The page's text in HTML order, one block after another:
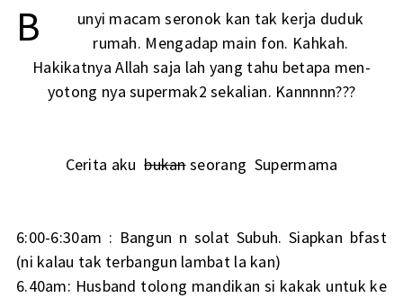
B
unyi macam seronok kan tak kerja duduk
rumah. Mengadap main fon. Kahkah.
Hakikatnya Allah saja lah yang tahu betapa men-
yotong nya supermak2 sekalian. Kannnnn???
Cerita akubukanseorang Supermama
6:00-6:30am : Bangun n solat Subuh. Siapkan bfast
(ni kalau tak terbangun lambat la kan)
6.40am: Husband tolong mandikan si kakak untuk ke